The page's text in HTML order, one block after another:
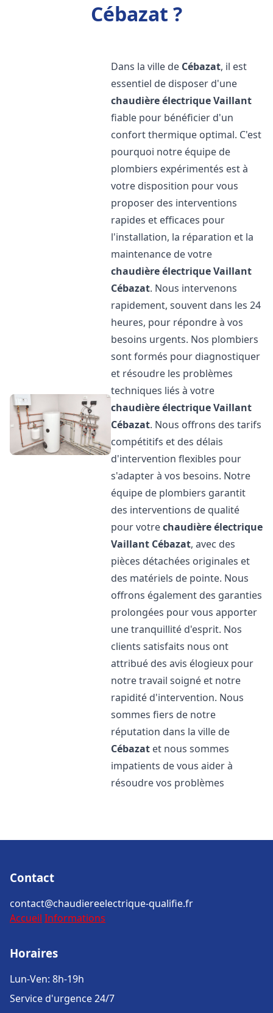
Cébazat ?
Dans la ville de Cébazat, il est
essentiel de disposer d'une
chaudière électrique Vaillant
fiable pour bénéficier d'un
confort thermique optimal. C'est
pourquoi notre équipe de
plombiers expérimentés est à
votre disposition pour vous
proposer des interventions
rapides et efficaces pour
l'installation, la réparation et la
maintenance de votre
chaudière électrique Vaillant
Cébazat. Nous intervenons
rapidement, souvent dans les 24
heures, pour répondre à vos
besoins urgents. Nos plombiers
sont formés pour diagnostiquer
et résoudre les problèmes
techniques liés à votre
chaudière électrique Vaillant
Cébazat. Nous offrons des tarifs
compétitifs et des délais
d'intervention flexibles pour
s'adapter à vos besoins. Notre
équipe de plombiers garantit
des interventions de qualité
pour votrechaudière électrique
Vaillant Cébazat, avec des
pièces détachées originales et
des matériels de pointe. Nous
offrons également des garanties
prolongées pour vous apporter
une tranquillité d'esprit. Nos
clients satisfaits nous ont
attribué des avis élogieux pour
notre travail soigné et notre
rapidité d'intervention. Nous
sommes fiers de notre
réputation dans la ville de
Cébazat et nous sommes
impatients de vous aider à
résoudre vos problèmes
Contact
contact@chaudiereelectrique-qualifie.fr
Accueil Informations
Horaires
Lun-Ven: 8h-19h
Service d'urgence 24/7